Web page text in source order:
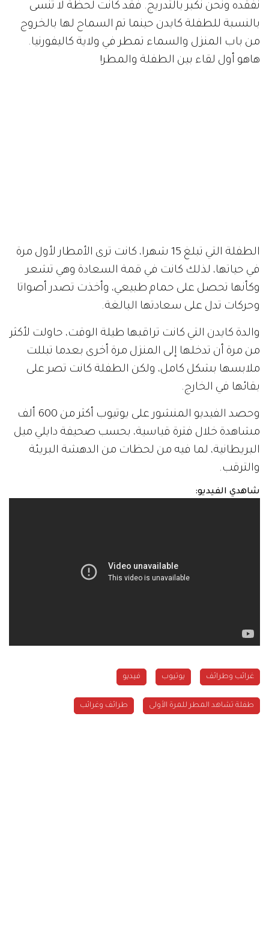
نفقده ونحن نكبر بالتدريج. فقد كانت لحظة لا تنسى
بالنسبة للطفلة كايدن حينما تم السماح لها بالخروج
من باب المنزل والسماء تمطر في ولاية كاليفورنيا.
هاهو أول لقاء بين الطفلة والمطر!
الطفلة التي تبلغ 15 شهرا، كانت ترى الأمطار لأول مرة
في حياتها، لذلك كانت في قمة السعادة وهي تشعر
وكأنها تحصل على حمام طبيعي، وأخذت تصدر أصواتا
وحركات تدل على سعادتها البالغة.
والدة كايدن التي كانت تراقبها طيلة الوقت، حاولت لأكثر
من مرة أن تدخلها إلى المنزل مرة أخرى بعدما تبللت
ملابسها بشكل كامل، ولكن الطفلة كانت تصر على
بقائها في الخارج.
وحصد الفيديو المنشور على يوتيوب أكثر من 600 ألف
مشاهدة خلال فترة قياسية، بحسب صحيفة دايلي ميل
البريطانية، لما فيه من لحظات من الدهشة البريئة
والترقب.
شاهدي الفيديو:
غرائب وطرائف يوتيوب فيديو
طفلة تشاهد المطر للمرة الأولى طرائف وغرائب